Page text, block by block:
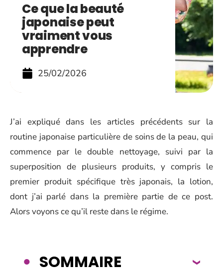
Ce que la beauté
japonaise peut
vraiment vous
apprendre
25/02/2026
J’ai expliqué dans les articles précédents sur la
routine japonaise particulière de soins de la peau, qui
commence par le double nettoyage, suivi par la
superposition de plusieurs produits, y compris le
premier produit spécifique très japonais, la lotion,
dont j’ai parlé dans la première partie de ce post.
Alors voyons ce qu’il reste dans le régime.
SOMMAIRE